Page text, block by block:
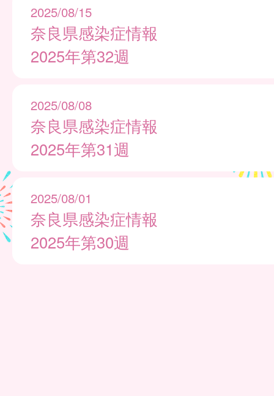
2025/08/15
奈良県感染症情報
2025年第32週
2025/08/08
奈良県感染症情報
2025年第31週
2025/08/01
奈良県感染症情報
2025年第30週